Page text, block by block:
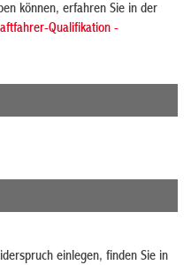
können, erfahren Sie in der
Qualifikation -
einlegen, finden Sie in